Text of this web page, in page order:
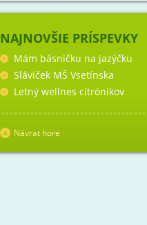
NAJNOVŠIE PRÍSPEVKY
Mám básničku na jazýčku
Sláviček MŠ Vsetínska
Letný wellnes citrónikov
Návrat hore